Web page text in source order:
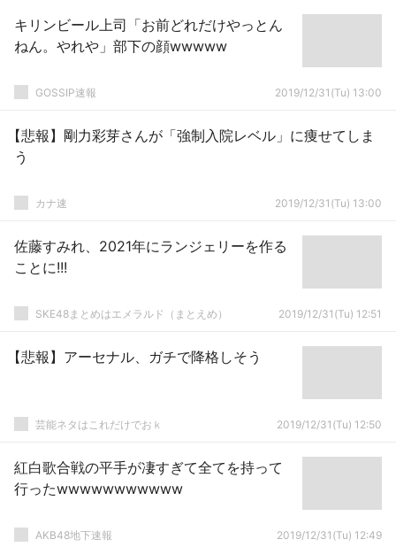
キリンビール上司「お前どれだけやっとん
ねん。やれや」部下の顔wwwww
GOSSIP速報 2019/12/31(Tu) 13:00
【悲報】剛力彩芽さんが「強制入院レベル」に痩せてしま
う
カナ速 2019/12/31(Tu) 13:00
佐藤すみれ、2021年にランジェリーを作る
ことに!!!
SKE48まとめはエメラルド（まとえめ） 2019/12/31(Tu) 12:51
【悲報】アーセナル、ガチで降格しそう
芸能ネタはこれだけでおｋ 2019/12/31(Tu) 12:50
紅白歌合戦の平手が凄すぎて全てを持って
行ったwwwwwwwwwww
AKB48地下速報 2019/12/31(Tu) 12:49